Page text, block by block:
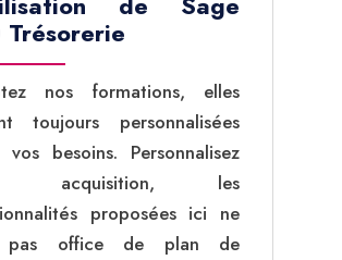
Trésorerie
nos formations, elles
toujours personnalisées
vos besoins. Personnalisez
acquisition, les
proposées ici ne
pas office de plan de